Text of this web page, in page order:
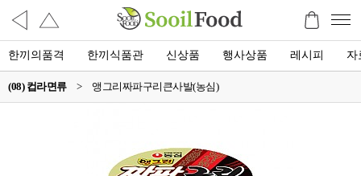
한끼의품격 한끼식품관 신상품 행사상품 레시피 자
(08) 컵라면류 > 앵그리짜파구리큰사발(농심)